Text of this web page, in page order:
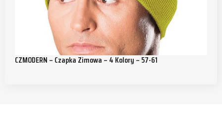
CZMODERN – Czapka Zimowa – 4 Kolory – 57-61